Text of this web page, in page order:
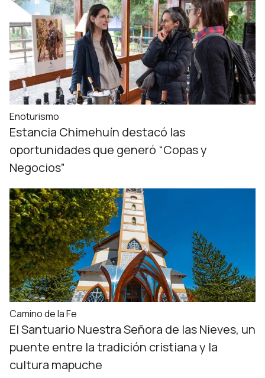
Enoturismo
Estancia Chimehuín destacó las
oportunidades que generó “Copas y
Negocios”
Camino de la Fe
El Santuario Nuestra Señora de las Nieves, un
puente entre la tradición cristiana y la
cultura mapuche